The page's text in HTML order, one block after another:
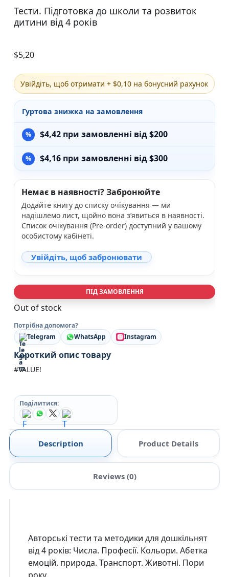
Тести. Підготовка до школи та розвиток
дитини від 4 років
$5,20
Увійдіть, щоб отримати + $0,10 на бонусний рахунок
Гуртова знижка на замовлення
$4,42 при замовленні від $200
$4,16 при замовленні від $300
Немає в наявності? Забронюйте
Додайте книгу до списку очікування — ми
надішлемо лист, щойно вона з’явиться в наявності.
Список очікування (Pre-order) доступний у вашому
особистому кабінеті.
Увійдіть, щоб забронювати
ПІД ЗАМОВЛЕННЯ
Out of stock
Потрібна допомога?
Telegram
WhatsApp Instagram
Короткий опис товару
#VALUE!
Поділитися:
Description Product Details
Reviews (0)
Авторські тести та методики для дошкільнят
від 4 років: Числа. Професії. Кольори. Абетка
емоцій. природа. Транспорт. Животні. Пори